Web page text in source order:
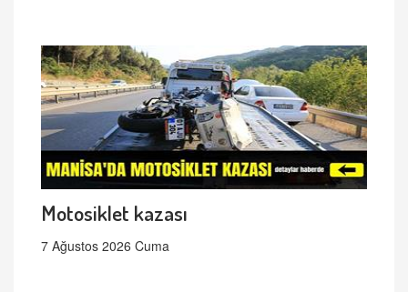
Motosiklet kazası
7 Ağustos 2026 Cuma